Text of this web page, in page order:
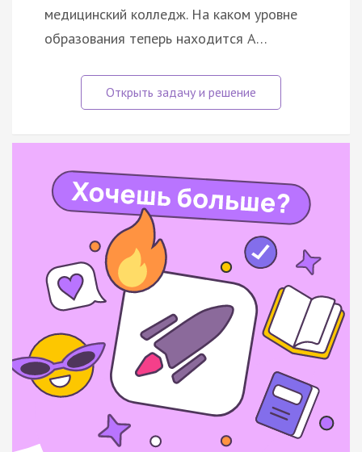
медицинский колледж. На каком уровне
образования теперь находится А…